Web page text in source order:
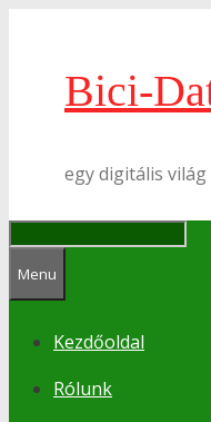
tartalombaBici-
egy digitális
Menu
Kezdőoldal
Rólunk